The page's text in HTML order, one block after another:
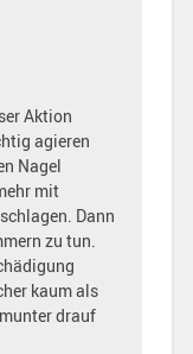
Aktion
agieren
Nagel
mit
Dann
zu tun.
kaum als
drauf